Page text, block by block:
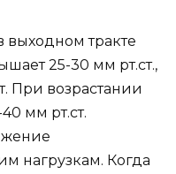
выходном тракте
25-30 мм рт.ст.,
При возрастании
мм рт.ст.
нагрузкам. Когда